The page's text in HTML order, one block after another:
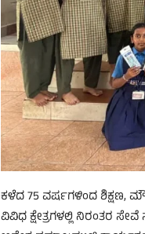
ಕಳೆದ 75 ವರ್ಷಗಳಿಂದ ಶಿಕ್ಷಣ,
ವಿವಿಧ ಕ್ಷೇತ್ರಗಳಲ್ಲಿ ನಿರಂತರ